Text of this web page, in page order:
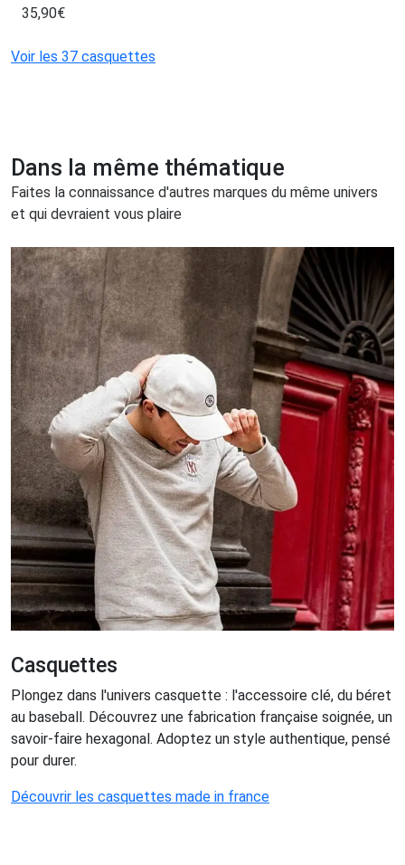
35,90€
Voir les 37 casquettes
Dans la même thématique
Faites la connaissance d'autres marques du même univers
et qui devraient vous plaire
Casquettes
Plongez dans l'univers casquette : l'accessoire clé, du béret
au baseball. Découvrez une fabrication française soignée, un
savoir-faire hexagonal. Adoptez un style authentique, pensé
pour durer.
Découvrir les casquettes made in france